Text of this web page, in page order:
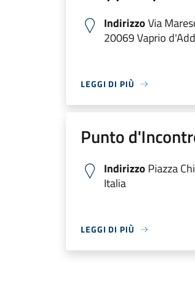
IndirizzoVia
20069 Vaprio
LEGGI DI PIÙ
Punto
Indirizzo Piazza
Italia
LEGGI DI PIÙ